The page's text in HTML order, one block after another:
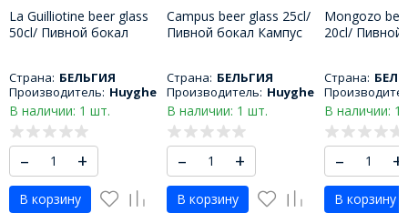
La Guilliotine beer glass
50cl/ Пивной бокал
Страна: БЕЛЬГИЯ
Производитель: Huyghe
В наличии: 1 шт.
– +
В корзину
Campus beer glass 25cl/
Пивной бокал Кампус
Страна: БЕЛЬГИЯ
Производитель: Huyghe
В наличии: 1 шт.
– +
В корзину
Mongozo
20cl/ Пивной
Страна:
В наличии: 1
– +
В корзину